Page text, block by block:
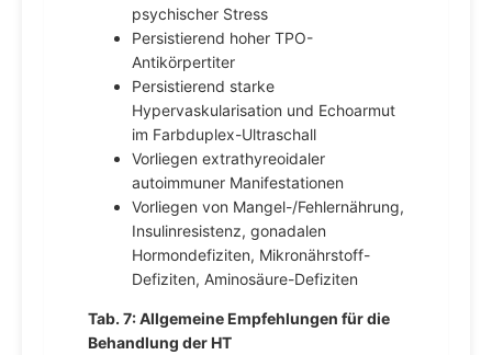
psychischer Stress
Persistierend hoher TPO-
Antikörpertiter
Persistierend starke
Hypervaskularisation und Echoarmut
im Farbduplex-Ultraschall
Vorliegen extrathyreoidaler
autoimmuner Manifestationen
Vorliegen von Mangel-/Fehlernährung,
Insulinresistenz, gonadalen
Hormondefiziten, Mikronährstoff-
Defiziten, Aminosäure-Defiziten
Tab. 7: Allgemeine Empfehlungen für die
Behandlung der HT